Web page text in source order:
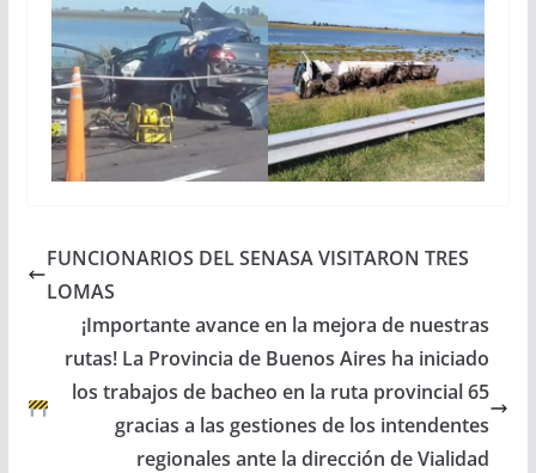
FUNCIONARIOS DEL SENASA VISITARON TRES
LOMAS
¡Importante avance en la mejora de nuestras
rutas! La Provincia de Buenos Aires ha iniciado
los trabajos de bacheo en la ruta provincial 65
gracias a las gestiones de los intendentes
regionales ante la dirección de Vialidad